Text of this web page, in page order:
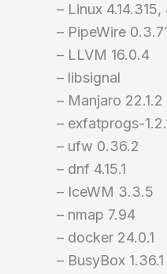
– Linux
– PipeWire
– LLVM 16.0.4
– libsignal
– Manjaro 22.1.2
– exfatprogs-
– ufw 0.36.2
– dnf 4.15.1
– IceWM 3.3.5
– nmap 7.94
– docker 24.0.1
– BusyBox 1.36.1